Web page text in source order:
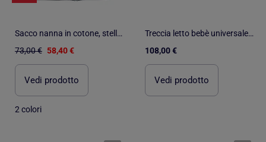
Sacco nanna in cotone, stella | SEVIRA KIDS
73,00 € 58,40 €
Vedi prodotto
2 colori
Treccia letto bebè universale velluto | SEVIRA KIDS
108,00 €
Vedi prodotto